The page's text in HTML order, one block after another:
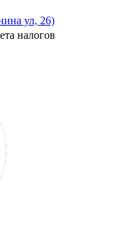
ул, 26)
налогов